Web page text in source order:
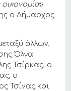
»
ο Δήμαρχος
άλλων,
Όλγα
Τσίρκας, ο
ο
Τσίνας και